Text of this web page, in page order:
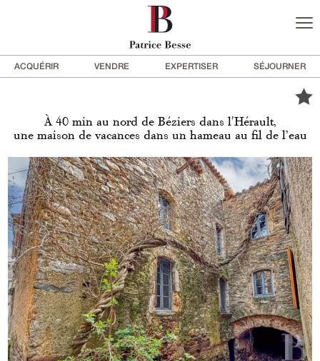
ACQUÉRIR VENDRE EXPERTISER SÉJOURNER
À 40 min au nord de Béziers dans l'Hérault,
une maison de vacances dans un hameau au fil de l’eau